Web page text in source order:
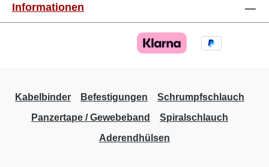
Informationen
Kabelbinder Befestigungen
Schrumpfschlauch
Panzertape / Gewebeband
Spiralschlauch
Aderendhülsen